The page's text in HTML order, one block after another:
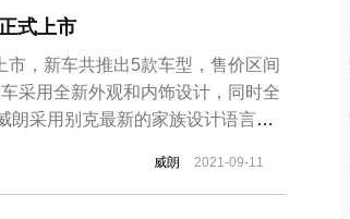
式上市
，新车共推出5款车型，售价区间
采用全新外观和内饰设计，同时全
朗采用别克最新的家族设计语言，
格栅贯穿车头，进一步增强整体感
威朗 2021-09-11